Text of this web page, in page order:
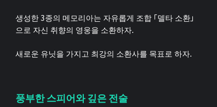
생성한 3종의 메모리아는 자유롭게 조합 「델타 소환」
으로 자신 취향의 영웅을 소환하자.
새로운 유닛을 가지고 최강의 소환사를 목표로 하자.
풍부한 스피어와 깊은 전술